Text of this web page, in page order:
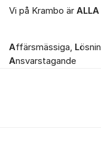
Vi på Krambo är ALLA
Affärsmässiga, L
Ansvarstagande